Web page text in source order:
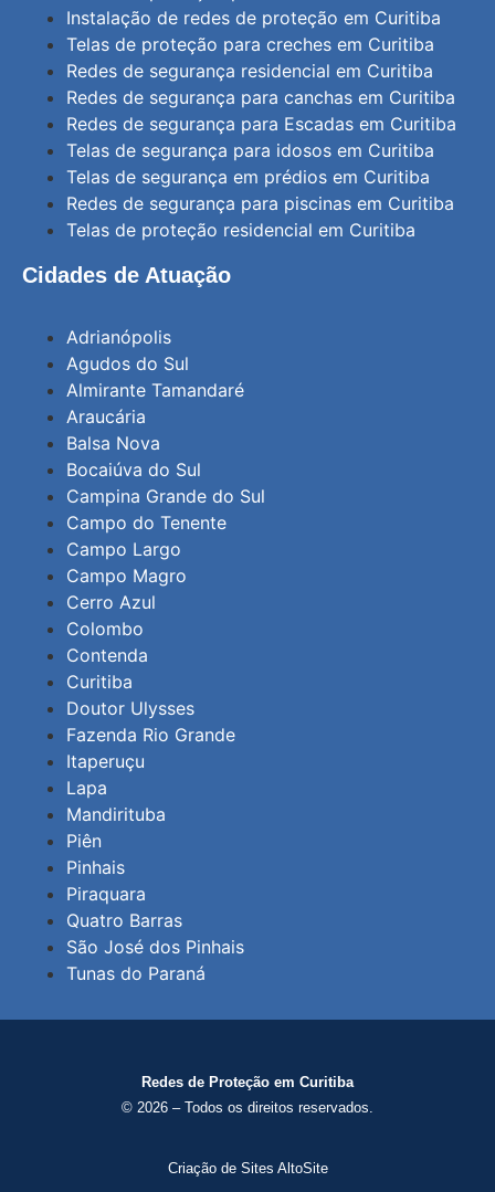
Instalação de redes de proteção em Curitiba
Telas de proteção para creches em Curitiba
Redes de segurança residencial em Curitiba
Redes de segurança para canchas em Curitiba
Redes de segurança para Escadas em Curitiba
Telas de segurança para idosos em Curitiba
Telas de segurança em prédios em Curitiba
Redes de segurança para piscinas em Curitiba
Telas de proteção residencial em Curitiba
Cidades de Atuação
Adrianópolis
Agudos do Sul
Almirante Tamandaré
Araucária
Balsa Nova
Bocaiúva do Sul
Campina Grande do Sul
Campo do Tenente
Campo Largo
Campo Magro
Cerro Azul
Colombo
Contenda
Curitiba
Doutor Ulysses
Fazenda Rio Grande
Itaperuçu
Lapa
Mandirituba
Piên
Pinhais
Piraquara
Quatro Barras
São José dos Pinhais
Tunas do Paraná
Redes de Proteção em Curitiba
© 2026 – Todos os direitos reservados.
Criação de Sites AltoSite